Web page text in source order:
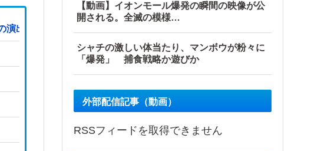
出論
【動画】イオンモール爆発の瞬間の映像が公
開される。全滅の模様…
シャチの激しい体当たり、マンボウが粉々に
「爆発」 捕食戦略か遊びか
外部配信記事（動画）
RSSフィードを取得できません